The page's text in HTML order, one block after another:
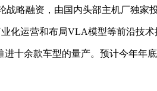
略融资，由国内头部主机厂独家投
化运营和布局VLA模型等前沿技术
十余款车型的量产。预计今年年